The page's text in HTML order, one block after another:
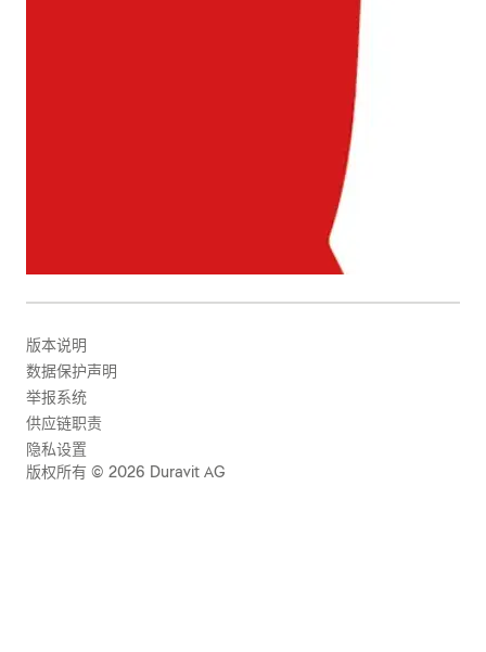
版本说明
数据保护声明
举报系统
供应链职责
隐私设置
版权所有 © 2026 Duravit AG